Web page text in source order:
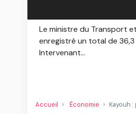
Le ministre du Transport
enregistré un total de 36,3
Intervenant...
Accueil Économie Kayouh